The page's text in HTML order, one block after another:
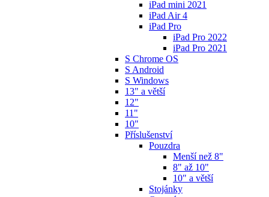
iPad mini 2021
iPad Air 4
iPad Pro
iPad Pro 2022
iPad Pro 2021
S Chrome OS
S Android
S Windows
13" a větší
12"
11"
10"
Příslušenství
Pouzdra
Menší než 8"
8" až 10"
10" a větší
Stojánky